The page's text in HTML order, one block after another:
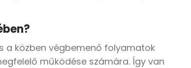
a közben végbemenő folyamatok
működése számára. Így van